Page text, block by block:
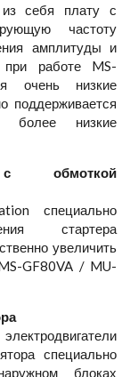
из себя плату с
частоту
амплитуды и
при работе MS-
очень низкие
поддерживается
более низкие
с обмоткой
специально
стартера
увеличить
GF80VA / MU-
специально
блоках